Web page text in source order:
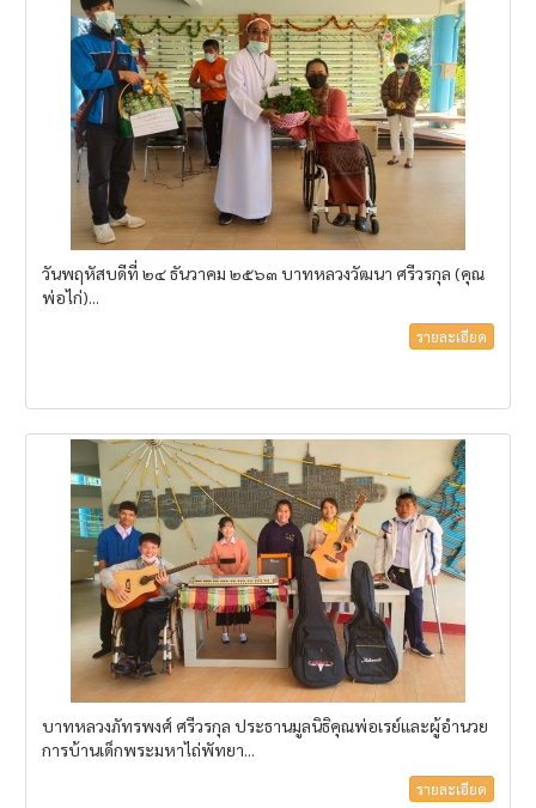
วันพฤหัสบดีที่ ๒๔ ธันวาคม ๒๕๖๓ บาทหลวงวัฒนา ศรีวรกุล (คุณ
พ่อไก่)...
รายละเอียด
บาทหลวงภัทรพงศ์ ศรีวรกุล ประธานมูลนิธิคุณพ่อเรย์และผู้อำนวย
การบ้านเด็กพระมหาไถ่พัทยา...
รายละเอียด